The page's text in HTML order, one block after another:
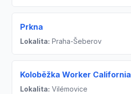
Prkna
Lokalita: Praha-Šeberov
Koloběžka Worker California
Lokalita: Vilémovice